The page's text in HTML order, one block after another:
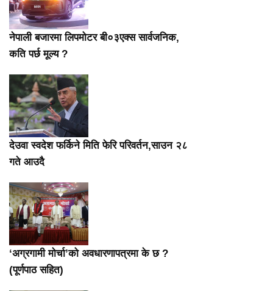
नेपाली बजारमा लिपमोटर बी०३एक्स सार्वजनिक,
कति पर्छ मूल्य ?
देउवा स्वदेश फर्किने मिति फेरि परिवर्तन,साउन २८
गते आउदै
‘अग्रगामी मोर्चा’को अवधारणापत्रमा के छ ?
(पूर्णपाठ सहित)